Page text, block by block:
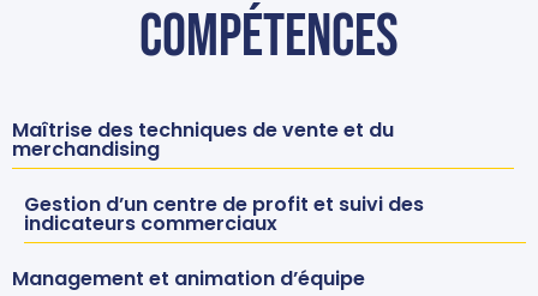
Compétences
Maîtrise des techniques de vente et du
merchandising
Gestion d’un centre de profit et suivi des
indicateurs commerciaux
Management et animation d’équipe